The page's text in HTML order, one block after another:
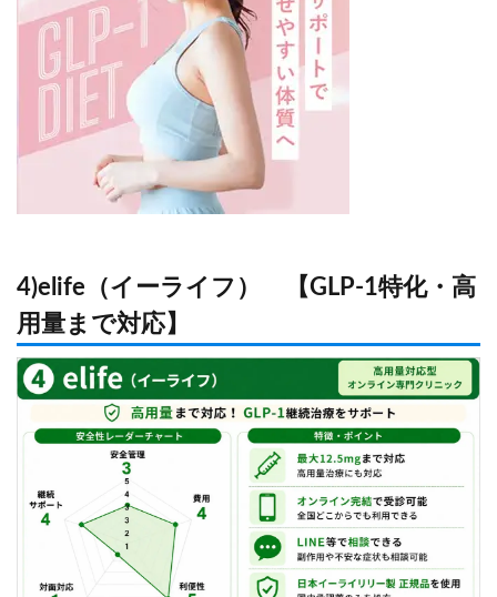
4)elife（イーライフ） 【GLP-1特化・高
用量まで対応】